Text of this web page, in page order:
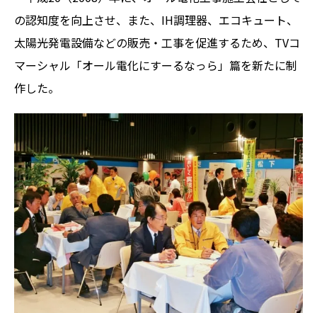
の認知度を向上させ、また、IH調理器、エコキュート、
太陽光発電設備などの販売・工事を促進するため、TVコ
マーシャル「オール電化にすーるなっら」篇を新たに制
作した。